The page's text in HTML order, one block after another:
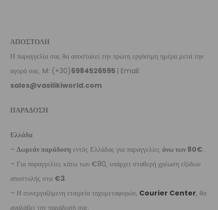
ΑΠΟΣΤΟΛΗ
Η παραγγελία σας θα αποσταλεί την πρώτη εργάσιμη ημέρα μετά την
αγορά σας. M: (+30)6984526595 | Email:
sales@vasilikiworld.com
ΠΑΡΑΔΟΣΗ
Ελλάδα
– Δωρεάν παράδοση εντός Ελλάδας για παραγγελίες άνω των 80€.
– Για παραγγελίες κάτω των €80, υπάρχει σταθερή χρέωση εξόδων
αποστολής στα €3.
– Η συνεργαζόμενη εταιρεία ταχυμεταφορών, Courier Center, θα
αναλάβει την παράδοσή σας.